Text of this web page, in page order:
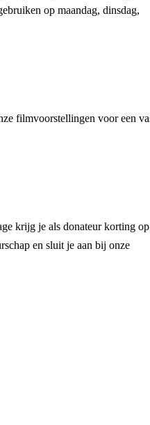
op maandag, dinsdag,
filmvoorstellingen voor een
krijg je als donateur korting op
en sluit je aan bij onze